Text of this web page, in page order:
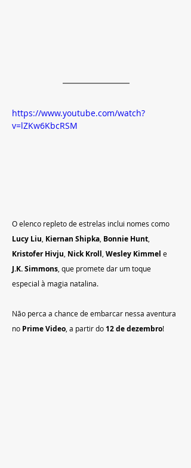
https://www.youtube.com/watch?
v=lZKw6KbcRSM
O elenco repleto de estrelas inclui nomes como
Lucy Liu, Kiernan Shipka, Bonnie Hunt,
Kristofer Hivju, Nick Kroll, Wesley Kimmel e
J.K. Simmons, que promete dar um toque
especial à magia natalina.
Não perca a chance de embarcar nessa aventura
no Prime Video, a partir do 12 de dezembro!